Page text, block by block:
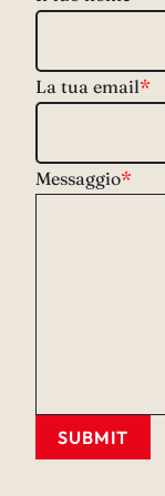
La tua email*
Messaggio*
SUBMIT